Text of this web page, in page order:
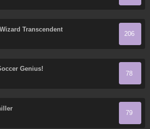
Transcendent
206
Genius!
78
79